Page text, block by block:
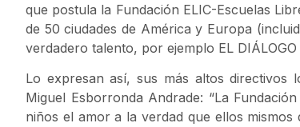
que postula la Fundación ELIC-Escuelas
de 50 ciudades de América y Europa
verdadero talento, por ejemplo EL
Lo expresan así, sus más altos directivos
Miguel Esborronda Andrade: “La
niños el amor a la verdad que ellos